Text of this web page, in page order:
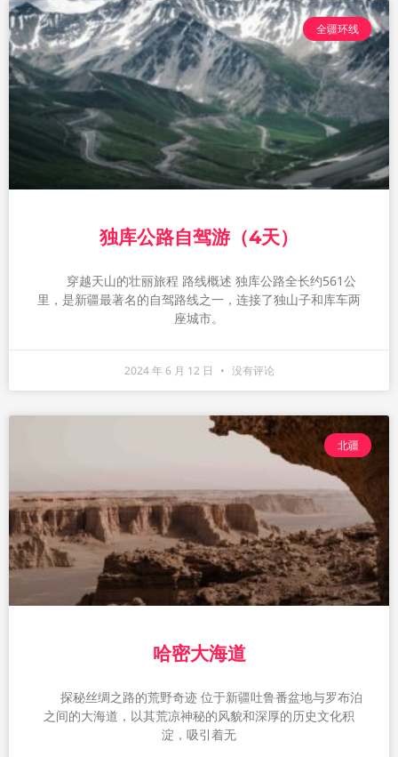
全疆环线
独库公路自驾游（4天）
穿越天山的壮丽旅程 路线概述 独库公路全长约561公
里，是新疆最著名的自驾路线之一，连接了独山子和库车两
座城市。
2024 年 6 月 12 日 没有评论
北疆
哈密大海道
探秘丝绸之路的荒野奇迹 位于新疆吐鲁番盆地与罗布泊
之间的大海道，以其荒凉神秘的风貌和深厚的历史文化积
淀，吸引着无